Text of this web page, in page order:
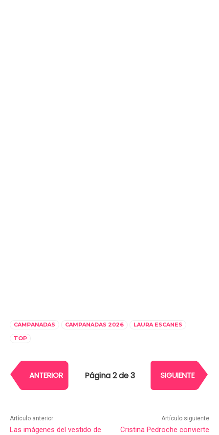
CAMPANADAS CAMPANADAS 2026
LAURA ESCANES
TOP
ANTERIOR Página 2 de 3 SIGUIENTE
Artículo anterior
Las imágenes del vestido de
Artículo siguiente
Cristina Pedroche convierte